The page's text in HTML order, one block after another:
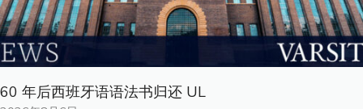
60 年后西班牙语语法书归还 UL